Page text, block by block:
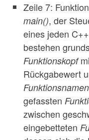
Zeile 7:
main(), der
eines jeden
bestehen
Funktionskopf
Rückgabewert
Funktionsnamen
gefassten
zwischen
eingebetteten